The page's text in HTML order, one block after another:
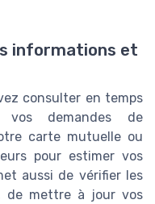
informations et
consulter en temps
demandes de
carte mutuelle ou
pour estimer vos
aussi de vérifier les
de mettre à jour vos